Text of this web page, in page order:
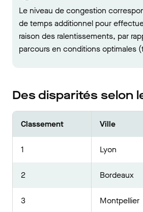
Le niveau de congestion
de temps additionnel pour
raison des ralentissements, par
parcours en conditions optimales
Des disparités selon
Classement Ville
1 Lyon
2 Bordeaux
3 Montpellier